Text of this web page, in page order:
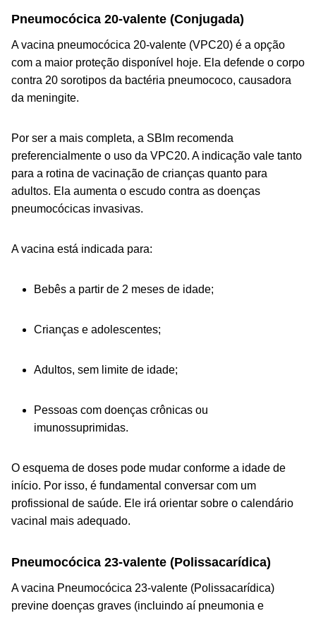
Pneumocócica 20-valente (Conjugada)
A vacina pneumocócica 20-valente (VPC20) é a opção
com a maior proteção disponível hoje. Ela defende o corpo
contra 20 sorotipos da bactéria pneumococo, causadora
da meningite.
Por ser a mais completa, a SBIm recomenda
preferencialmente o uso da VPC20. A indicação vale tanto
para a rotina de vacinação de crianças quanto para
adultos. Ela aumenta o escudo contra as doenças
pneumocócicas invasivas.
A vacina está indicada para:
Bebês a partir de 2 meses de idade;
Crianças e adolescentes;
Adultos, sem limite de idade;
Pessoas com doenças crônicas ou
imunossuprimidas.
O esquema de doses pode mudar conforme a idade de
início. Por isso, é fundamental conversar com um
profissional de saúde. Ele irá orientar sobre o calendário
vacinal mais adequado.
Pneumocócica 23-valente (Polissacarídica)
A vacina Pneumocócica 23-valente (Polissacarídica)
previne doenças graves (incluindo aí pneumonia e